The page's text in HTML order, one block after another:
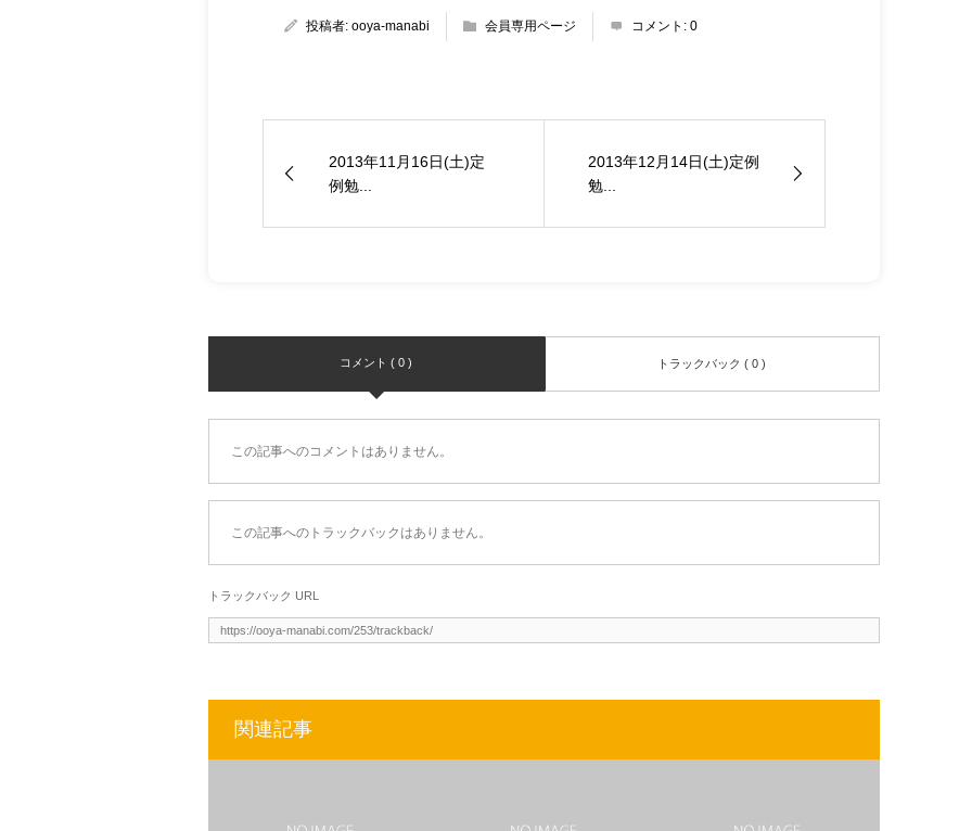
投稿者: ooya-manabi 会員専用ページ コメント: 0
2013年11月16日(土)定
例勉...
2013年12月14日(土)定例
勉...
コメント ( 0 ) トラックバック ( 0 )
この記事へのコメントはありません。
この記事へのトラックバックはありません。
トラックバック URL
関連記事